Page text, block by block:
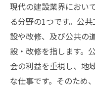
現代の建設業界におい
る分野の1つです。公
設や改修、及び公共の
設・改修を指します。
会の利益を重視し、地
な仕事です。そのため